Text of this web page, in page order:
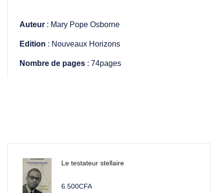
Auteur : Mary Pope Osborne
Edition : Nouveaux Horizons
Nombre de pages : 74pages
Le testateur stellaire
6.500CFA